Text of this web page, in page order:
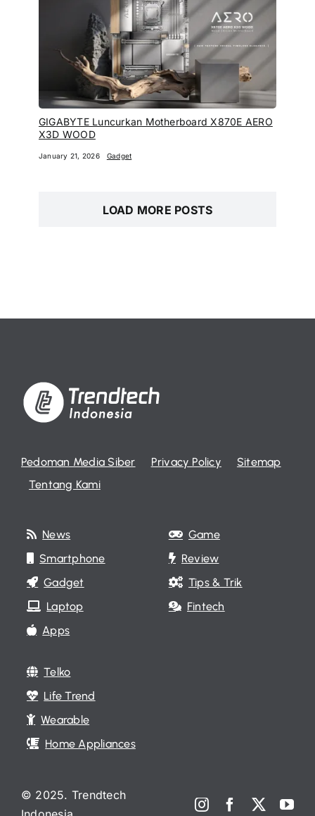
GIGABYTE Luncurkan Motherboard X870E AERO
X3D WOOD
January 21, 2026 Gadget
LOAD MORE POSTS
Pedoman Media Siber Privacy Policy
Sitemap
Tentang Kami
News
Smartphone
Gadget
Laptop
Apps
Game
Review
Tips & Trik
Fintech
Telko
Life Trend
Wearable
Home Appliances
© 2025. Trendtech